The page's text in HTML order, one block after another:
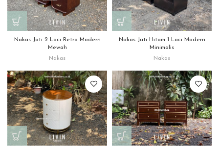
Nakas Jati 2 Laci Retro Modern
Mewah
Nakas
Nakas Jati Hitam 1 Laci Modern
Minimalis
Nakas